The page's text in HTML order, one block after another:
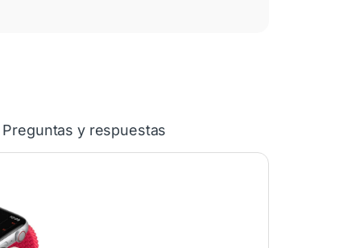
Preguntas y respuestas